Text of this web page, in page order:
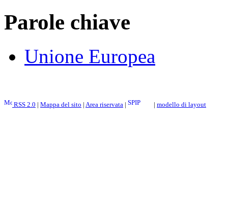
Parole chiave
Unione Europea
RSS 2.0 | Mappa del sito | Area riservata | | modello di layout